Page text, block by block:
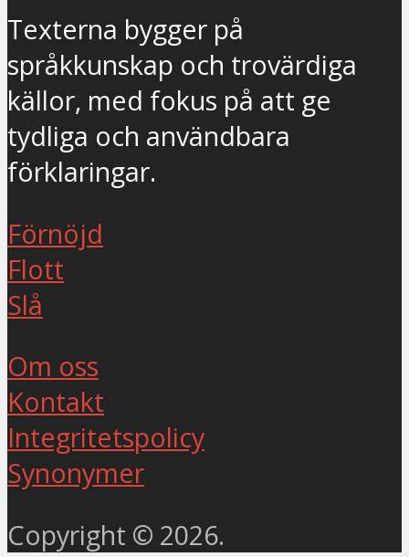
Texterna bygger på
språkkunskap och trovärdiga
källor, med fokus på att ge
tydliga och användbara
förklaringar.
Förnöjd
Flott
Slå
Om oss
Kontakt
Integritetspolicy
Synonymer
Copyright © 2026.